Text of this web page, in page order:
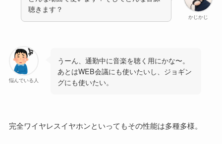
かじかじ
聴きます？
悩んでいる人
うーん、通勤中に音楽を聴く用にかな〜。
あとはWEB会議にも使いたいし、ジョギン
グにも使いたい。
完全ワイヤレスイヤホンといってもその性能は多種多様。